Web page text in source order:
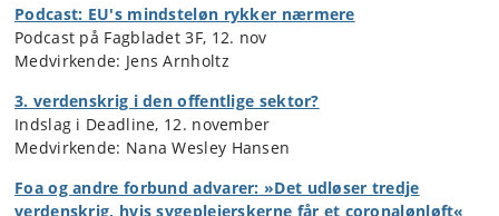
Podcast: EU's mindsteløn rykker nærmere
Podcast på Fagbladet 3F, 12. nov
Medvirkende: Jens Arnholtz
3. verdenskrig i den offentlige sektor?
Indslag i Deadline, 12. november
Medvirkende: Nana Wesley Hansen
Foa og andre forbund advarer: »Det udløser tredje
verdenskrig, hvis sygeplejerskerne får et coronalønløft«